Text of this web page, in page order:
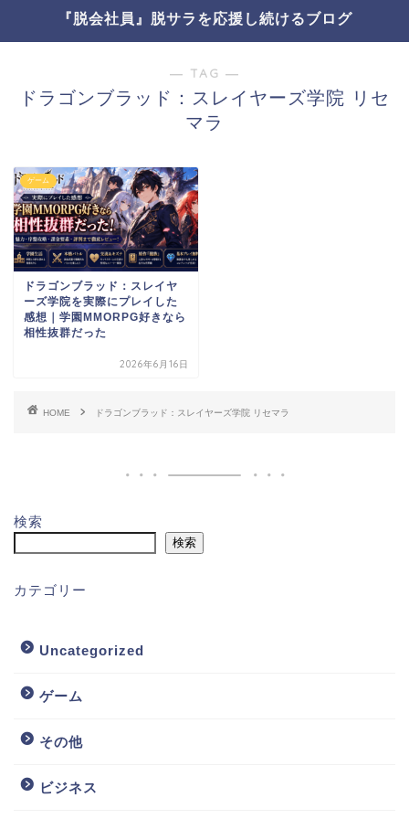
『脱会社員』脱サラを応援し続けるブログ
― TAG ―
ドラゴンブラッド：スレイヤーズ学院 リセ
マラ
ゲーム
ドラゴンブラッド：スレイヤ
ーズ学院を実際にプレイした
感想｜学園MMORPG好きなら
相性抜群だった
2026年6月16日
HOME ドラゴンブラッド：スレイヤーズ学院 リセマラ
検索
検索
カテゴリー
Uncategorized
ゲーム
その他
ビジネス